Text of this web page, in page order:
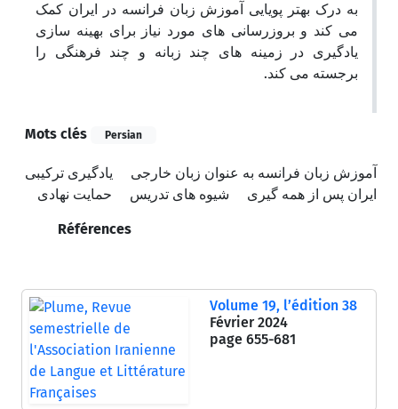
به درک بهتر پویایی آموزش زبان فرانسه در ایران کمک
می کند و بروزرسانی های مورد نیاز برای بهینه سازی
یادگیری در زمینه های چند زبانه و چند فرهنگی را
برجسته می کند.
Mots clés Persian
آموزش زبان فرانسه به عنوان زبان خارجی
یادگیری ترکیبی
ایران پس از همه گیری
شیوه های تدریس حمایت نهادی
Références
Volume 19, l’édition 38
Février 2024
page 655-681